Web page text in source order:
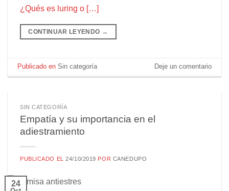
¿Qués es luring o […]
CONTINUAR LEYENDO →
Publicado enSin categoría Deje un comentario
SIN CATEGORÍA
Empatía y su importancia en el
adiestramiento
PUBLICADO EL24/10/2019 POR CANEDUPO
24